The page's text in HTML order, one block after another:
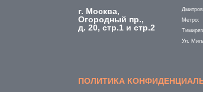
г. Москва,
Огородный пр.,
д. 20, стр.1 и стр.2
Метро:
Ул.
ПОЛИТИКА